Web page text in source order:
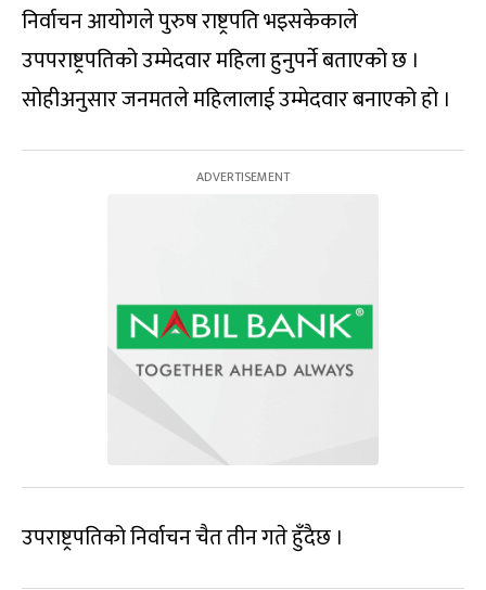
निर्वाचन आयोगले पुरुष राष्ट्रपति भइसकेकाले
उपपराष्ट्रपतिको उम्मेदवार महिला हुनुपर्ने बताएको छ ।
सोहीअनुसार जनमतले महिलालाई उम्मेदवार बनाएको हो ।
उपराष्ट्रपतिको निर्वाचन चैत तीन गते हुँदैछ ।